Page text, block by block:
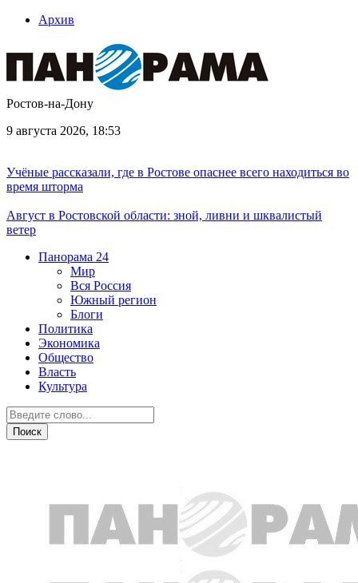
Архив
Ростов-на-Дону
9 августа 2026, 18:53
Учёные рассказали, где в Ростове опаснее всего находиться во
время шторма
Август в Ростовской области: зной, ливни и шквалистый
ветер
Панорама 24
Мир
Вся Россия
Южный регион
Блоги
Политика
Экономика
Общество
Власть
Культура